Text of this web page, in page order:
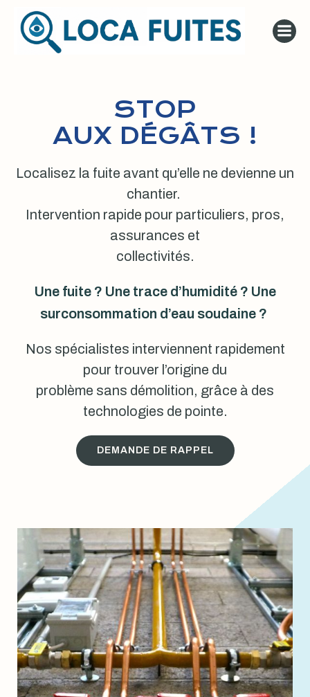
au
contenu
STOP
AUX DÉGÂTS !
Localisez la fuite avant qu’elle ne devienne un
chantier.
Intervention rapide pour particuliers, pros,
assurances et
collectivités.
Une fuite ? Une trace d’humidité ? Une
surconsommation d’eau soudaine ?
Nos spécialistes interviennent rapidement
pour trouver l’origine du
problème sans démolition, grâce à des
technologies de pointe.
DEMANDE DE RAPPEL